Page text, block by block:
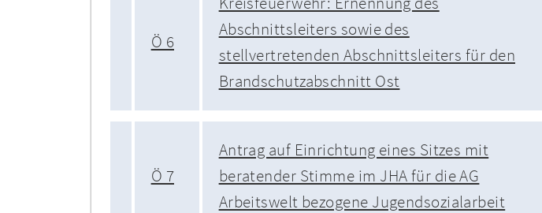
Ö 6
Abschnittsleiters sowie des
stellvertretenden Abschnittsleiters für den
Brandschutzabschnitt Ost
Ö 7
Antrag auf Einrichtung eines Sitzes mit
beratender Stimme im JHA für die AG
Arbeitswelt bezogene Jugendsozialarbeit